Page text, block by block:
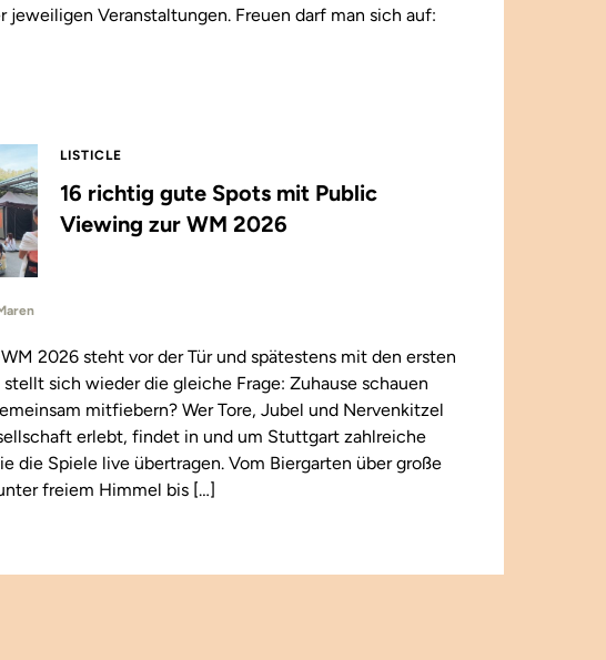
jeweiligen Veranstaltungen. Freuen darf man sich auf:
LISTICLE
16 richtig gute Spots mit Public
Viewing zur WM 2026
2026 steht vor der Tür und spätestens mit den ersten
stellt sich wieder die gleiche Frage: Zuhause schauen
mitfiebern? Wer Tore, Jubel und Nervenkitzel
erlebt, findet in und um Stuttgart zahlreiche
die Spiele live übertragen. Vom Biergarten über große
freiem Himmel bis […]